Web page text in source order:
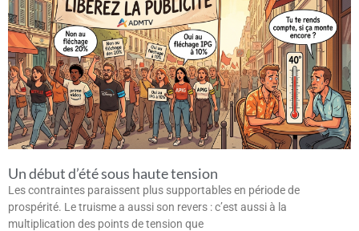
Un début d’été sous haute tension
Les contraintes paraissent plus supportables en période de
prospérité. Le truisme a aussi son revers : c’est aussi à la
multiplication des points de tension que